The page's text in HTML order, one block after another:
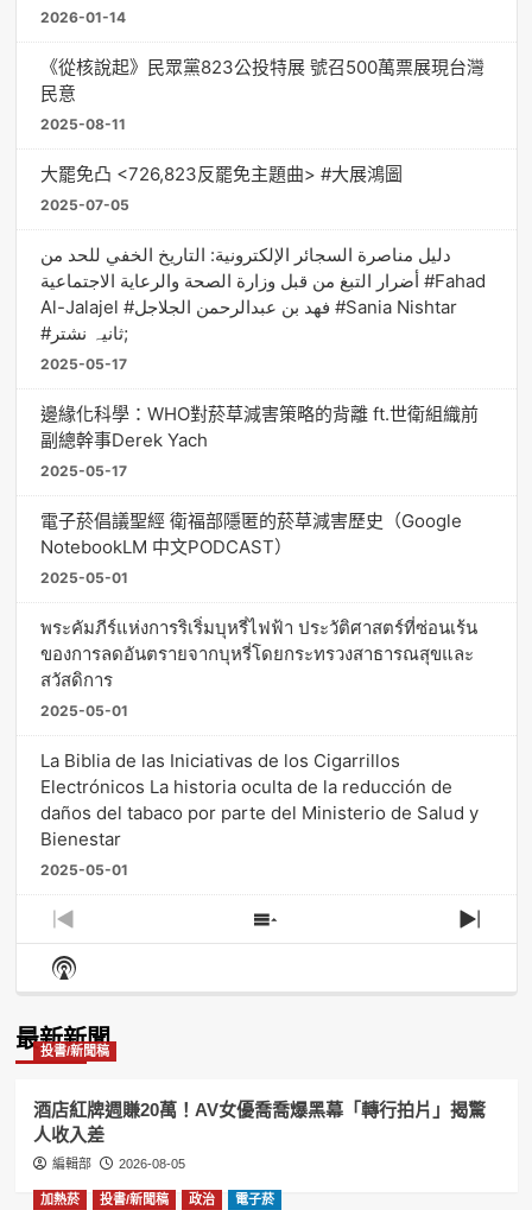
2026-01-14
《從核說起》民眾黨823公投特展 號召500萬票展現台灣
民意
2025-08-11
大罷免凸 <726,823反罷免主題曲> #大展鴻圖
2025-07-05
دليل مناصرة السجائر الإلكترونية: التاريخ الخفي للحد من
أضرار التبغ من قبل وزارة الصحة والرعاية الاجتماعية #Fahad
Al-Jalajel #فهد بن عبدالرحمن الجلاجل #Sania Nishtar
#ثانیہ نشتر;
2025-05-17
邊緣化科學：WHO對菸草減害策略的背離 ft.世衛組織前
副總幹事Derek Yach
2025-05-17
電子菸倡議聖經 衛福部隱匿的菸草減害歷史（Google
NotebookLM 中文PODCAST）
2025-05-01
พระคัมภีร์แห่งการริเริ่มบุหรี่ไฟฟ้า ประวัติศาสตร์ที่ซ่อนเร้น
ของการลดอันตรายจากบุหรี่โดยกระทรวงสาธารณสุขและ
สวัสดิการ
2025-05-01
La Biblia de las Iniciativas de los Cigarrillos
Electrónicos La historia oculta de la reducción de
daños del tabaco por parte del Ministerio de Salud y
Bienestar
2025-05-01
Previous
Episode
Show
Episodes
Next
Show
Podcast
最新新聞
投書/新聞稿
酒店紅牌週賺20萬！AV女優喬喬爆黑幕「轉行拍片」揭驚
人收入差
編輯部 2026-08-05
加熱菸 投書/新聞稿 政治 電子菸